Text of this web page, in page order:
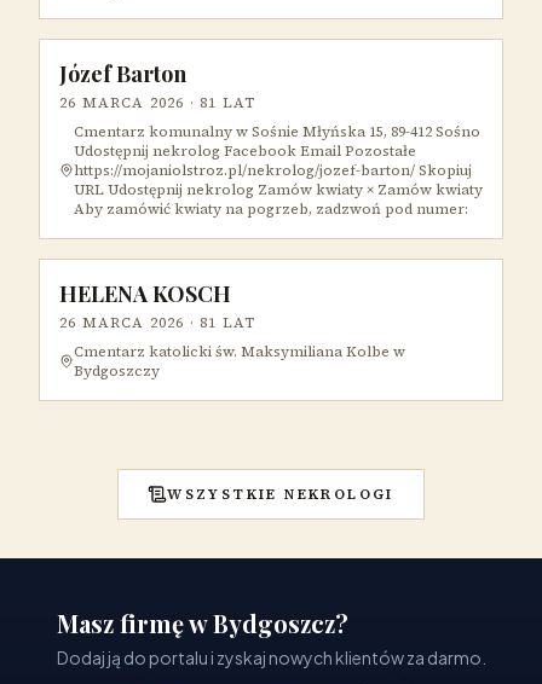
Józef Barton
26 MARCA 2026 · 81 LAT
Cmentarz komunalny w Sośnie Młyńska 15, 89-412 Sośno
Udostępnij nekrolog Facebook Email Pozostałe
https://mojaniolstroz.pl/nekrolog/jozef-barton/ Skopiuj
URL Udostępnij nekrolog Zamów kwiaty × Zamów kwiaty
Aby zamówić kwiaty na pogrzeb, zadzwoń pod numer:
HELENA KOSCH
26 MARCA 2026 · 81 LAT
Cmentarz katolicki św. Maksymiliana Kolbe w
Bydgoszczy
WSZYSTKIE NEKROLOGI
Masz firmę w Bydgoszcz?
Dodaj ją do portalu i zyskaj nowych klientów za darmo.